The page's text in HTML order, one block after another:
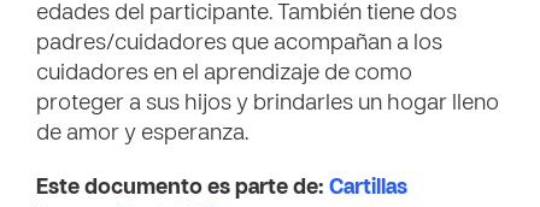
edades del participante. También tiene dos
padres/cuidadores que acompañan a los
cuidadores en el aprendizaje de como
proteger a sus hijos y brindarles un hogar lleno
de amor y esperanza.
Este documento es parte de: Cartillas